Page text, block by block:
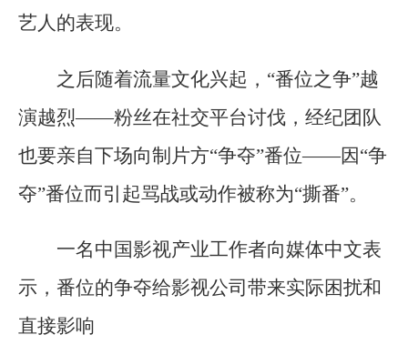
艺人的表现。
之后随着流量文化兴起，“番位之争”越
演越烈——粉丝在社交平台讨伐，经纪团队
也要亲自下场向制片方“争夺”番位——因“争
夺”番位而引起骂战或动作被称为“撕番”。
一名中国影视产业工作者向媒体中文表
示，番位的争夺给影视公司带来实际困扰和
直接影响